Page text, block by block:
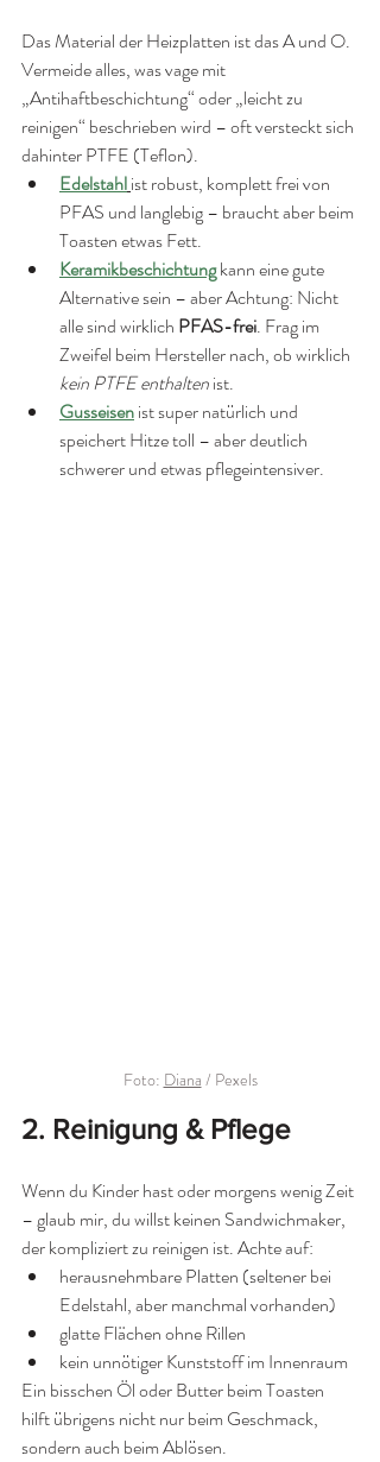
Das Material der Heizplatten ist das A und O.
Vermeide alles, was vage mit
„Antihaftbeschichtung“ oder „leicht zu
reinigen“ beschrieben wird – oft versteckt sich
dahinter PTFE (Teflon).
Edelstahlist robust, komplett frei von
PFAS und langlebig – braucht aber beim
Toasten etwas Fett.
Keramikbeschichtung kann eine gute
Alternative sein – aber Achtung: Nicht
alle sind wirklich PFAS-frei. Frag im
Zweifel beim Hersteller nach, ob wirklich
kein PTFE enthalten ist.
Gusseisen ist super natürlich und
speichert Hitze toll – aber deutlich
schwerer und etwas pflegeintensiver.
Foto: Diana / Pexels
2. Reinigung & Pflege
Wenn du Kinder hast oder morgens wenig Zeit
– glaub mir, du willst keinen Sandwichmaker,
der kompliziert zu reinigen ist. Achte auf:
herausnehmbare Platten (seltener bei
Edelstahl, aber manchmal vorhanden)
glatte Flächen ohne Rillen
kein unnötiger Kunststoff im Innenraum
Ein bisschen Öl oder Butter beim Toasten
hilft übrigens nicht nur beim Geschmack,
sondern auch beim Ablösen.